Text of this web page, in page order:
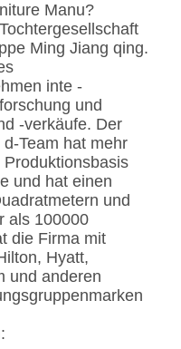
Leder-
oder
des
PU beständig
#201 #304 #316,
oder
ausgeführt,
Manu?
Ming Jiang qing.
inte -
und
-verkäufe. Der
Team hat mehr
und hat einen
und
als 100000
die Firma mit
Hyatt,
und anderen